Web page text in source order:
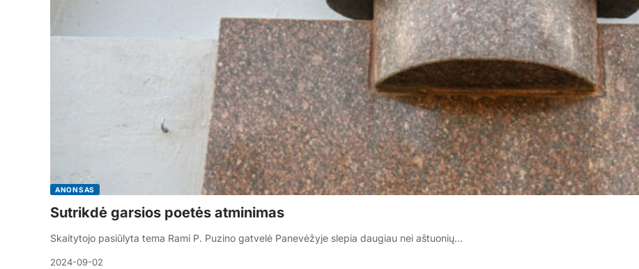
ANONSAS
Sutrikdė garsios poetės atminimas
Skaitytojo pasiūlyta tema Rami P. Puzino gatvelė Panevėžyje slepia daugiau nei aštuonių…
2024-09-02